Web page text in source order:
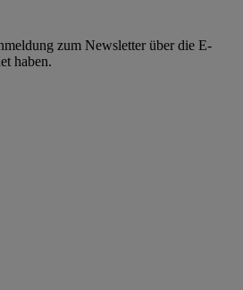
zum Newsletter über die E-
haben.